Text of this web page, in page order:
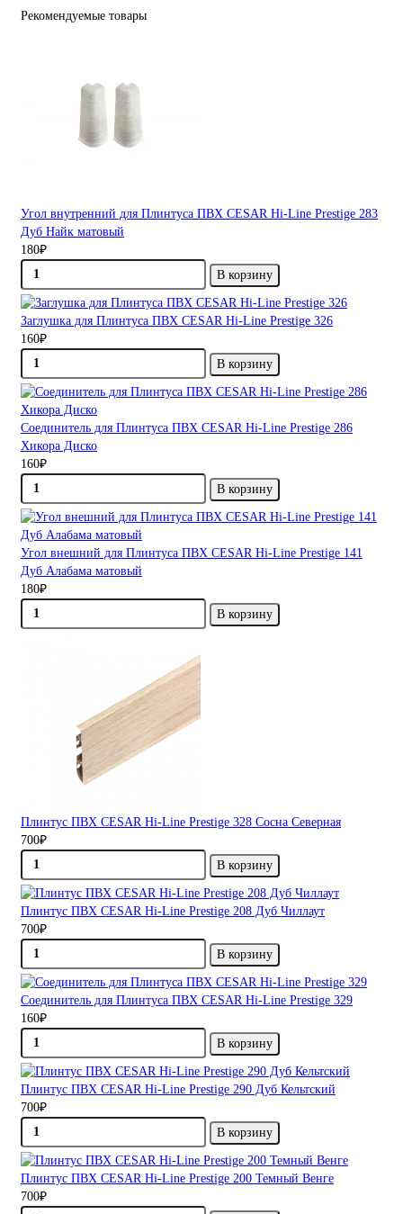
Рекомендуемые товары
Угол внутренний для Плинтуса ПВХ CESAR Hi-Line Prestige 283
Дуб Найк матовый
180₽
В корзину
Заглушка для Плинтуса ПВХ CESAR Hi-Line Prestige 326
160₽
В корзину
Соединитель для Плинтуса ПВХ CESAR Hi-Line Prestige 286
Хикора Диско
160₽
В корзину
Угол внешний для Плинтуса ПВХ CESAR Hi-Line Prestige 141
Дуб Алабама матовый
180₽
В корзину
Плинтус ПВХ CESAR Hi-Line Prestige 328 Сосна Северная
700₽
В корзину
Плинтус ПВХ CESAR Hi-Line Prestige 208 Дуб Чиллаут
700₽
В корзину
Соединитель для Плинтуса ПВХ CESAR Hi-Line Prestige 329
160₽
В корзину
Плинтус ПВХ CESAR Hi-Line Prestige 290 Дуб Кельтский
700₽
В корзину
Плинтус ПВХ CESAR Hi-Line Prestige 200 Темный Венге
700₽